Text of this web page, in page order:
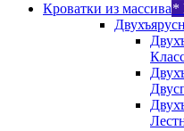
Кроватки из массива*